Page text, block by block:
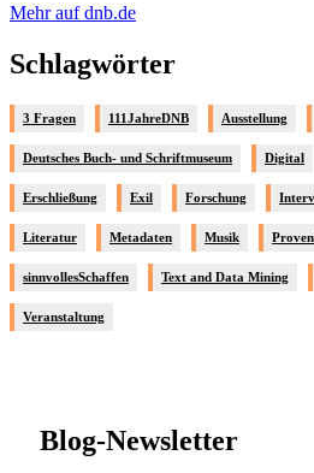
Mehr auf dnb.de
Schlagwörter
3 Fragen 111JahreDNB Ausstellung
Deutsches Buch- und Schriftmuseum Digital
Erschließung Exil Forschung
Literatur Metadaten Musik
sinnvollesSchaffen Text and Data Mining
Veranstaltung
Blog-Newsletter